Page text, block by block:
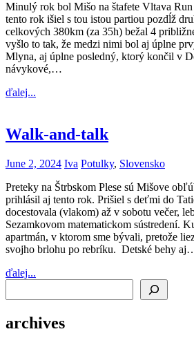
Minulý rok bol Mišo na štafete Vltava Run
tento rok išiel s tou istou partiou pozdĺž
celkových 380km (za 35h) bežal 4
vyšlo to tak, že medzi nimi bol aj úplne
Mlyna, aj úplne posledný, ktorý končil v
návykové,…
ďalej...
Walk-and-talk
June 2, 2024 Iva Potulky, Slovensko
Preteky na Štrbskom Plese sú Mišove
prihlásil aj tento rok. Prišiel s deťmi do
docestovala (vlakom) až v sobotu večer,
Sezamkovom matematickom sústredení.
apartmán, v ktorom sme bývali, pretože
svojho brlohu po rebríku. Detské behy
ďalej...
archives